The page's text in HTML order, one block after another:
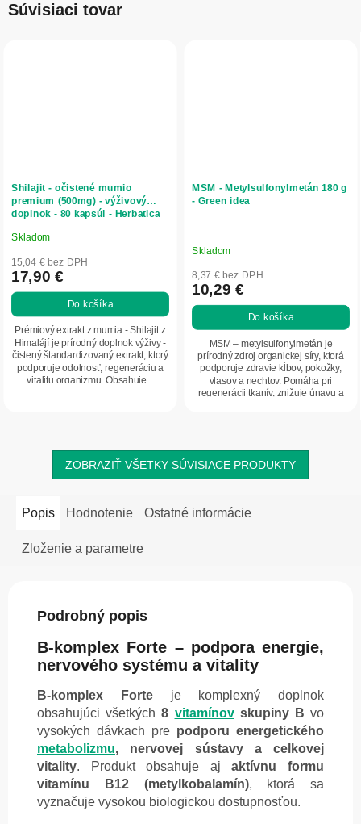
Súvisiaci tovar
Shilajit - očistené mumio
premium (500mg) - výživový
doplnok - 80 kapsúl - Herbatica
Priemerné
hodnotenie
produktu
je
5,0
z
5
hviezdičiek.
Skladom
15,04 € bez DPH
17,90 €
Do košíka
Prémiový extrakt z mumia - Shilajit z
Himalájí je prírodný doplnok výživy -
čistený štandardizovaný extrakt, ktorý
podporuje odolnosť, regeneráciu a
vitalitu organizmu. Obsahuje...
MSM - Metylsulfonylmetán 180 g
- Green idea
Skladom
8,37 € bez DPH
10,29 €
Do košíka
MSM – metylsulfonylmetán je
prírodný zdroj organickej síry, ktorá
podporuje zdravie kĺbov, pokožky,
vlasov a nechtov. Pomáha pri
regenerácii tkanív, znižuje únavu a
ZOBRAZIŤ VŠETKY SÚVISIACE PRODUKTY
Popis Hodnotenie Ostatné informácie
Zloženie a parametre
Podrobný popis
B-komplex Forte – podpora energie,
nervového systému a vitality
B-komplex Forteje komplexný doplnok
obsahujúci všetkých8 vitamínovskupiny B vo
vysokých dávkach pre podporu energetického
metabolizmu, nervovej sústavy a celkovej
vitality. Produkt obsahuje ajaktívnu formu
vitamínu B12 (metylkobalamín), ktorá sa
vyznačuje vysokou biologickou dostupnosťou.